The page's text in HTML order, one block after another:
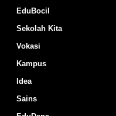
EduBocil
Sekolah Kita
Vokasi
Kampus
Idea
Sains